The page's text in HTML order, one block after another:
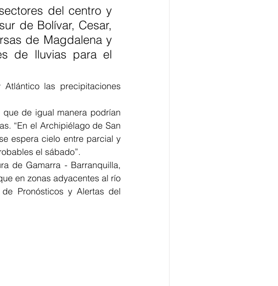
del centro y
de Bolívar, Cesar,
de Magdalena y
de lluvias para el
las precipitaciones
de igual manera podrían
“En el Archipiélago de San
espera cielo entre parcial y
el sábado”.
de Gamarra - Barranquilla,
en zonas adyacentes al río
Pronósticos y Alertas del